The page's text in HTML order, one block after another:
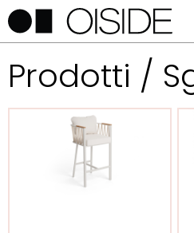
Prodotti /